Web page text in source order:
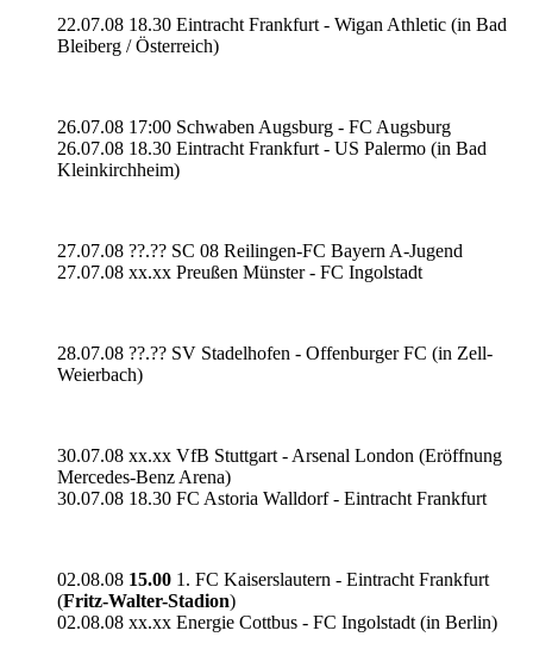
22.07.08 18.30 Eintracht Frankfurt - Wigan Athletic (in Bad
Bleiberg / Österreich)
26.07.08 17:00 Schwaben Augsburg - FC Augsburg
26.07.08 18.30 Eintracht Frankfurt - US Palermo (in Bad
Kleinkirchheim)
27.07.08 ??.?? SC 08 Reilingen-FC Bayern A-Jugend
27.07.08 xx.xx Preußen Münster - FC Ingolstadt
28.07.08 ??.?? SV Stadelhofen - Offenburger FC (in Zell-
Weierbach)
30.07.08 xx.xx VfB Stuttgart - Arsenal London (Eröffnung
Mercedes-Benz Arena)
30.07.08 18.30 FC Astoria Walldorf - Eintracht Frankfurt
02.08.08 15.00 1. FC Kaiserslautern - Eintracht Frankfurt
(Fritz-Walter-Stadion)
02.08.08 xx.xx Energie Cottbus - FC Ingolstadt (in Berlin)